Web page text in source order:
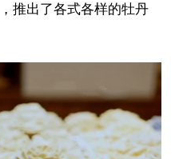
推出了各式各样的牡丹